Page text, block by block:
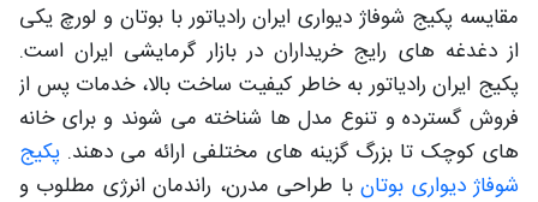
مقایسه پکیج شوفاژ دیواری ایران رادیاتور با بوتان و لورچ یکی
از دغدغه های رایج خریداران در بازار گرمایشی ایران است.
پکیج ایران رادیاتور به خاطر کیفیت ساخت بالا، خدمات پس از
فروش گسترده و تنوع مدل ها شناخته می شوند و برای خانه
های کوچک تا بزرگ گزینه های مختلفی ارائه می دهند. پکیج
شوفاژ دیواری بوتانبا طراحی مدرن، راندمان انرژی مطلوب و